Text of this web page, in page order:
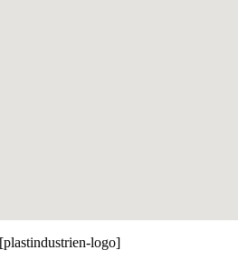
[plastindustrien-logo]